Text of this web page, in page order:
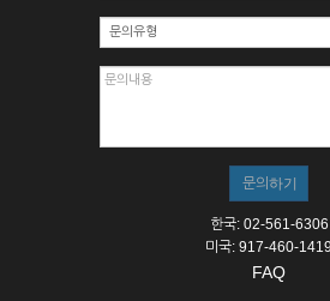
한국: 02-561-6306
미국: 917-460-1419
FAQ